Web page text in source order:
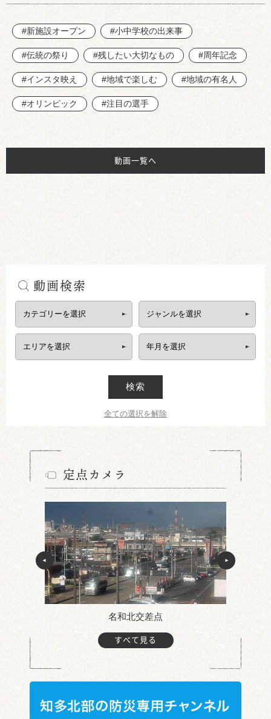
#新施設オープン #小中学校の出来事
#伝統の祭り #残したい大切なもの #周年記念
#インスタ映え #地域で楽しむ #地域の有名人
#オリンピック #注目の選手
動画一覧へ
動画検索
検索
全ての選択を解除
定点カメラ
名和北交差点
すべて見る